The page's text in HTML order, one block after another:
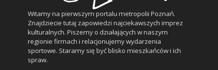
Witamy na pierwszym portalu metropolii Poznań.
Znajdziecie tutaj zapowiedzi najciekawszych imprez
kulturalnych. Piszemy o działających w naszym
regionie firmach i relacjonujemy wydarzenia
sportowe. Staramy się być blisko mieszkańców i ich
spraw.